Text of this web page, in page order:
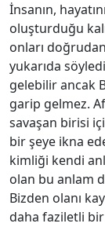
İnsanın,
oluşturduğu
onları
yukarıda
gelebilir ancak
garip gelmez.
savaşan birisi
bir şeye ikna
kimliği kendi
olan bu anlam
Bizden olanı
daha faziletli